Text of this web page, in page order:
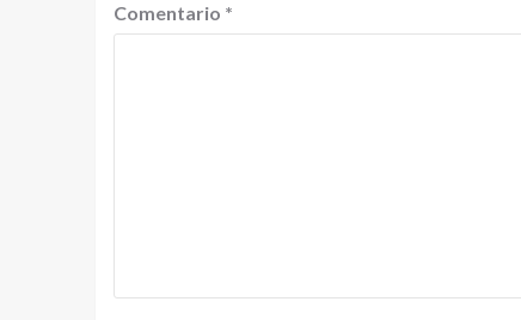
Comentario *